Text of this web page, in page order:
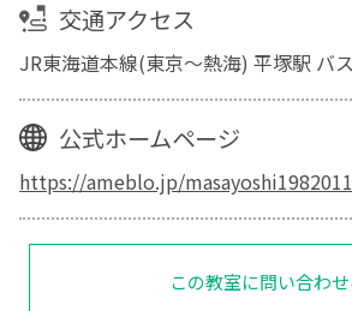
交通アクセス
JR東海道本線(東京～熱海) 平塚駅 バ
公式ホームページ
https://ameblo.jp/
この教室に問い合わせ